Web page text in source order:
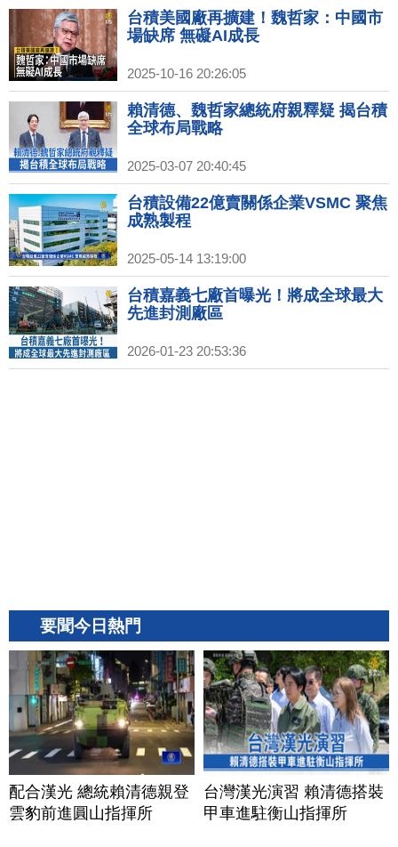
台積美國廠再擴建！魏哲家：中國市
場缺席 無礙AI成長
2025-10-16 20:26:05
賴清德、魏哲家總統府親釋疑 揭台積
全球布局戰略
2025-03-07 20:40:45
台積設備22億賣關係企業VSMC 聚焦
成熟製程
2025-05-14 13:19:00
台積嘉義七廠首曝光！將成全球最大
先進封測廠區
2026-01-23 20:53:36
要聞今日熱門
配合漢光 總統賴清德親登
雲豹前進圓山指揮所
台灣漢光演習 賴清德搭裝
甲車進駐衡山指揮所